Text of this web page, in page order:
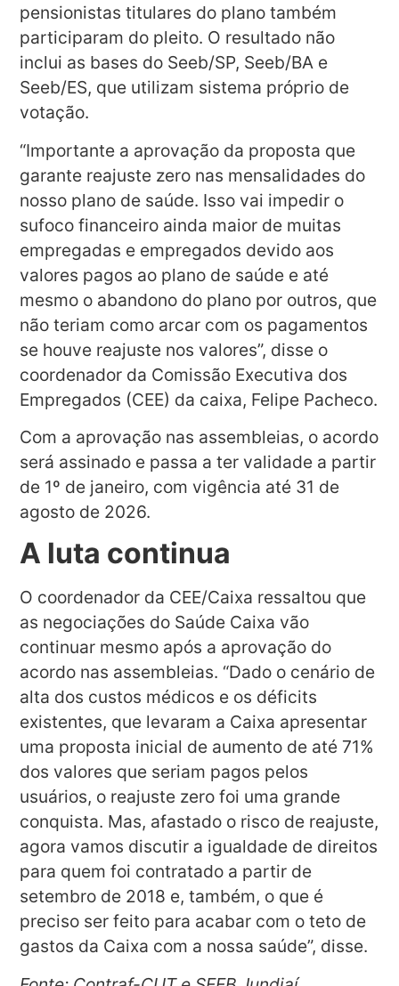
pensionistas titulares do plano também
participaram do pleito. O resultado não
inclui as bases do Seeb/SP, Seeb/BA e
Seeb/ES, que utilizam sistema próprio de
votação.
“Importante a aprovação da proposta que
garante reajuste zero nas mensalidades do
nosso plano de saúde. Isso vai impedir o
sufoco financeiro ainda maior de muitas
empregadas e empregados devido aos
valores pagos ao plano de saúde e até
mesmo o abandono do plano por outros, que
não teriam como arcar com os pagamentos
se houve reajuste nos valores”, disse o
coordenador da Comissão Executiva dos
Empregados (CEE) da caixa, Felipe Pacheco.
Com a aprovação nas assembleias, o acordo
será assinado e passa a ter validade a partir
de 1º de janeiro, com vigência até 31 de
agosto de 2026.
A luta continua
O coordenador da CEE/Caixa ressaltou que
as negociações do Saúde Caixa vão
continuar mesmo após a aprovação do
acordo nas assembleias. “Dado o cenário de
alta dos custos médicos e os déficits
existentes, que levaram a Caixa apresentar
uma proposta inicial de aumento de até 71%
dos valores que seriam pagos pelos
usuários, o reajuste zero foi uma grande
conquista. Mas, afastado o risco de reajuste,
agora vamos discutir a igualdade de direitos
para quem foi contratado a partir de
setembro de 2018 e, também, o que é
preciso ser feito para acabar com o teto de
gastos da Caixa com a nossa saúde”, disse.